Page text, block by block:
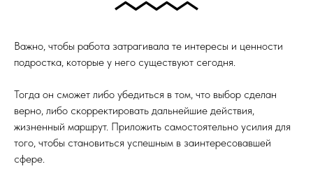
Важно, чтобы работа затрагивала те интересы и ценности
подростка, которые у него существуют сегодня.
Тогда он сможет либо убедиться в том, что выбор сделан
верно, либо скорректировать дальнейшие действия,
жизненный маршрут. Приложить самостоятельно усилия для
того, чтобы становиться успешным в заинтересовавшей
сфере.